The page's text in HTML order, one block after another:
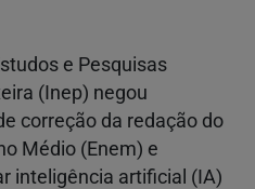
e Pesquisas
(Inep) negou
correção da redação do
Médio (Enem) e
inteligência artificial (IA)